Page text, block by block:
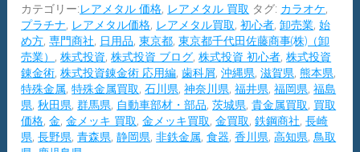
カテゴリー:レアメタル 価格, レアメタル 買取 タグ: カラオケ,
プラチナ, レアメタル価格, レアメタル買取,初心者,卸売業,始
め方,専門商社, 日用品,東京都,東京都千代田佐藤商事(株)（卸
売業） ,株式投資,株式投資 ブログ,株式投資 初心者,株式投資
錬金術,株式投資錬金術 応用編,歯科屑,沖縄県,滋賀県,熊本県,
特殊金属,特殊金属買取,石川県,神奈川県,福井県,福岡県,福島
県,秋田県,群馬県, 自動車部材・部品,茨城県,貴金属買取, 買取
価格,金,金メッキ 買取,金メッキ買取,金買取,鉄鋼商社,長崎
県,長野県,青森県,静岡県,非鉄金属,食器,香川県,高知県,鳥取